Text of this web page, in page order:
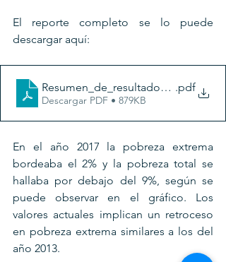
El reporte completo se lo puede
descargar aquí:
.pdf
Descargar PDF • 879KB
En el año 2017 la pobreza extrema
bordeaba el 2% y la pobreza total se
hallaba por debajo del 9%, según se
puede observar en el gráfico. Los
valores actuales implican un retroceso
en pobreza extrema similares a los del
año 2013.